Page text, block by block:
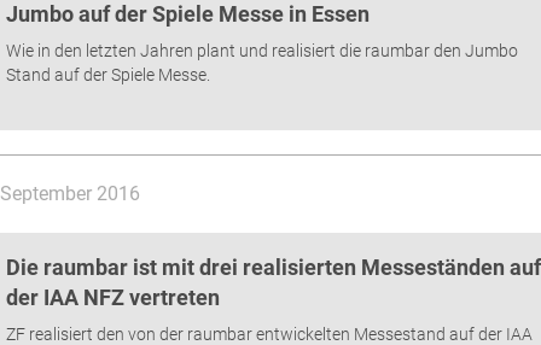
Jumbo auf der Spiele Messe in Essen
Wie in den letzten Jahren plant und realisiert die raumbar den Jumbo
Stand auf der Spiele Messe.
September 2016
Die raumbar ist mit drei realisierten Messeständen auf
der IAA NFZ vertreten
ZF realisiert den von der raumbar entwickelten Messestand auf der IAA